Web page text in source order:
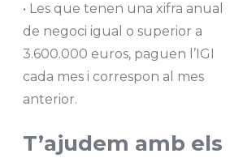
• Les que tenen una xifra anual
de negoci igual o superior a
3.600.000 euros, paguen l’IGI
cada mes i correspon al mes
anterior.
T’ajudem amb els